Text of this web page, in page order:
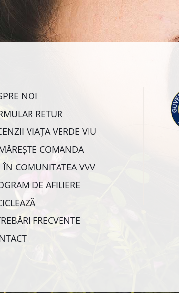
NOI
RETUR
VIAȚA VERDE VIU
COMANDA
ÎN COMUNITATEA VVV
DE AFILIERE
FRECVENTE